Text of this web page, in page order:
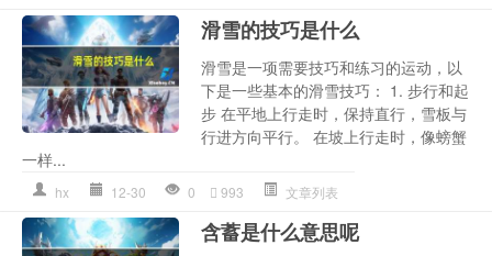
滑雪的技巧是什么
滑雪是一项需要技巧和练习的运动，以
下是一些基本的滑雪技巧： 1. 步行和起
步 在平地上行走时，保持直行，雪板与
行进方向平行。 在坡上行走时，像螃蟹
一样...
hx 12-30 0 993 文章列表
含蓄是什么意思呢